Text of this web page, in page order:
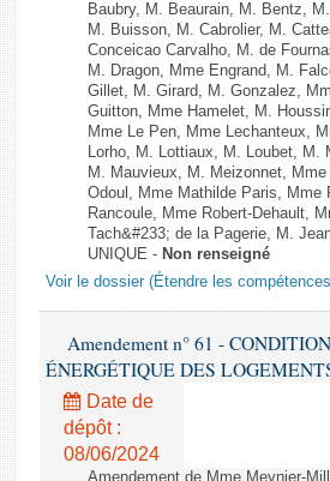
Baubry, M. Beaurain, M. Bentz,
M. Buisson, M. Cabrolier, M.
Conceicao Carvalho, M. de
M. Dragon, Mme Engrand, M.
Gillet, M. Girard, M. Gonzalez,
Guitton, Mme Hamelet, M.
Mme Le Pen, Mme Lechanteux,
Lorho, M. Lottiaux, M. Loubet, M.
M. Mauvieux, M. Meizonnet,
Odoul, Mme Mathilde Paris, Mme
Rancoule, Mme Robert-Dehault,
Tach&#233; de la Pagerie, M.
UNIQUE - Non renseigné
Voir le dossier (Étendre les
Amendement n° 61 -
ÉNERGÉTIQUE DES
Date de
dépôt :
08/06/2024
Amendement de Mme Meynier-